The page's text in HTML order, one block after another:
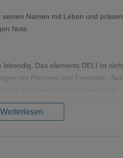
seinen Namen mit Leben und
Note.
Das elements DELI ist
mit Partnern und Freunden.
Lebensfreude. Essen soll immer
Weiterlesen